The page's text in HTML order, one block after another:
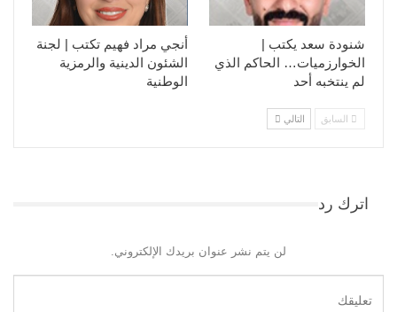
أنجي مراد فهيم تكتب | لجنة
الشئون الدينية والرمزية
الوطنية
شنودة سعد يكتب |
الخوارزميات… الحاكم الذي
لم ينتخبه أحد
السابق التالي
اترك رد
لن يتم نشر عنوان بريدك الإلكتروني.